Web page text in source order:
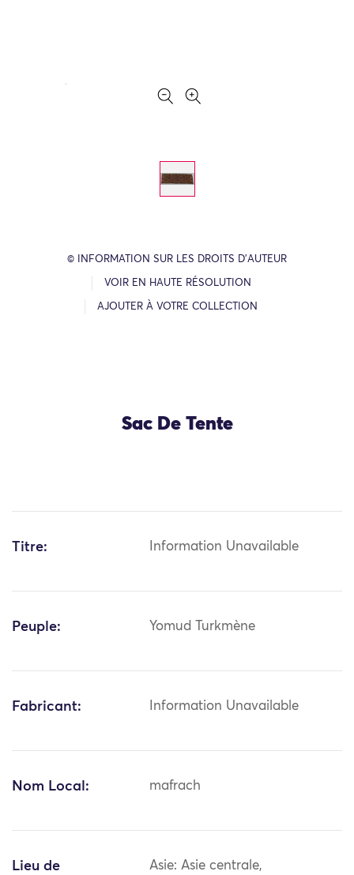
© INFORMATION SUR LES DROITS D’AUTEUR
VOIR EN HAUTE RÉSOLUTION
AJOUTER À VOTRE COLLECTION
Sac De Tente
Titre: Information Unavailable
Peuple: Yomud Turkmène
Fabricant: Information Unavailable
Nom Local: mafrach
Lieu de
Asie: Asie centrale,